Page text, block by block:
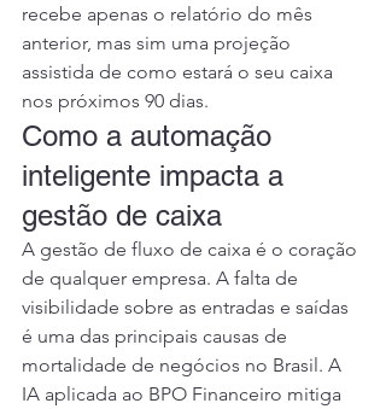
recebe apenas o relatório do mês
anterior, mas sim uma projeção
assistida de como estará o seu caixa
nos próximos 90 dias.
Como a automação
inteligente impacta a
gestão de caixa
A gestão de fluxo de caixa é o coração
de qualquer empresa. A falta de
visibilidade sobre as entradas e saídas
é uma das principais causas de
mortalidade de negócios no Brasil. A
IA aplicada ao BPO Financeiro mitiga